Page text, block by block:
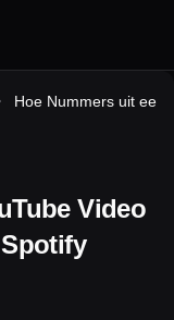
Hoe Nummers uit een
Video